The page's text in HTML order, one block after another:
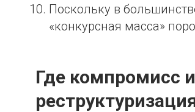
Поскольку в
«конкурсная масса»
Где компромисс